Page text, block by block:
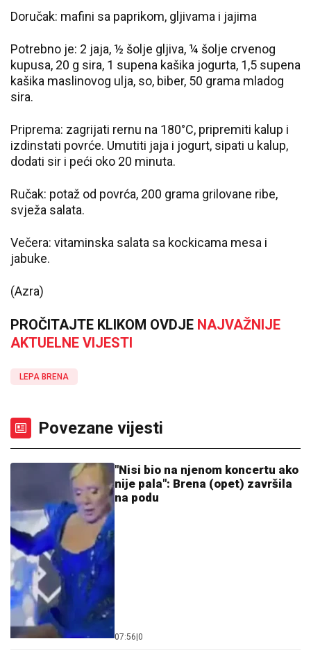
Doručak: mafini sa paprikom, gljivama i jajima
Potrebno je: 2 jaja, ½ šolje gljiva, ¼ šolje crvenog
kupusa, 20 g sira, 1 supena kašika jogurta, 1,5 supena
kašika maslinovog ulja, so, biber, 50 grama mladog
sira.
Priprema: zagrijati rernu na 180°C, pripremiti kalup i
izdinstati povrće. Umutiti jaja i jogurt, sipati u kalup,
dodati sir i peći oko 20 minuta.
Ručak: potaž od povrća, 200 grama grilovane ribe,
svježa salata.
Večera: vitaminska salata sa kockicama mesa i
jabuke.
(Azra)
PROČITAJTE KLIKOM OVDJE NAJVAŽNIJE
AKTUELNE VIJESTI
LEPA BRENA
Povezane vijesti
"Nisi bio na njenom koncertu ako
nije pala": Brena (opet) završila
na podu
07:56 0